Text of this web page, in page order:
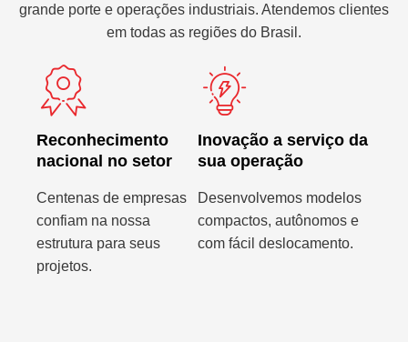
grande porte e operações industriais. Atendemos clientes
em todas as regiões do Brasil.
Reconhecimento
nacional no setor
Centenas de empresas
confiam na nossa
estrutura para seus
projetos.
Inovação a serviço da
sua operação
Desenvolvemos modelos
compactos, autônomos e
com fácil deslocamento.